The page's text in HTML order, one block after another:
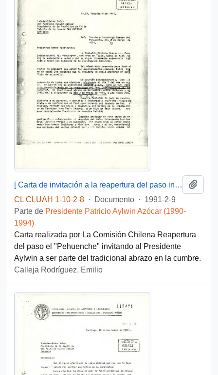
[ Carta de invitación a la reapertura del paso internacional El Pehuenche].
CL CLUAH 1-10-2-8 · Documento · 1991-2-9
Parte de Presidente Patricio Aylwin Azócar (1990-
1994)
Carta realizada por La Comisión Chilena Reapertura
del paso el "Pehuenche" invitando al Presidente
Aylwin a ser parte del tradicional abrazo en la cumbre.
Calleja Rodríguez, Emilio